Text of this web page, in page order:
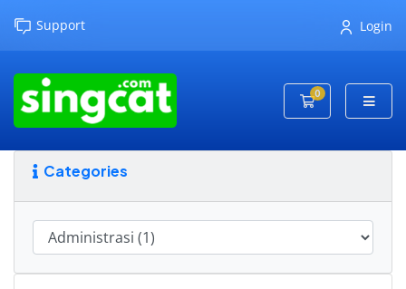
Support Login
0
Shopping Cart
Categories